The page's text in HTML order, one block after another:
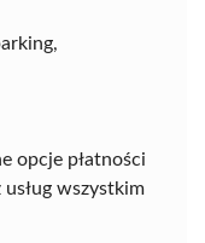
opcje płatności
wszystkim